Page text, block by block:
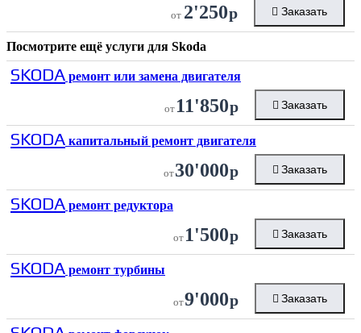
от 2'250р Заказать
Посмотрите ещё услуги для Skoda
SKODA ремонт или замена двигателя
от 11'850р Заказать
SKODA капитальный ремонт двигателя
от30'000р Заказать
SKODA ремонт редуктора
от 1'500р Заказать
SKODA ремонт турбины
от9'000р Заказать